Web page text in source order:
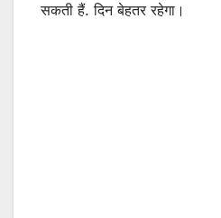
सकती हैं. दिन बेहतर रहेगा।